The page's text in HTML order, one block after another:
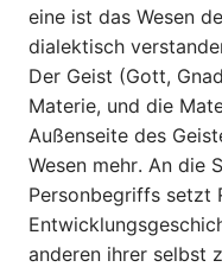
eine ist das Wesen
dialektisch
Der Geist (Gott,
Materie, und die
Außenseite des
Wesen mehr. An die
Personbegriffs setzt
anderen ihrer selbst